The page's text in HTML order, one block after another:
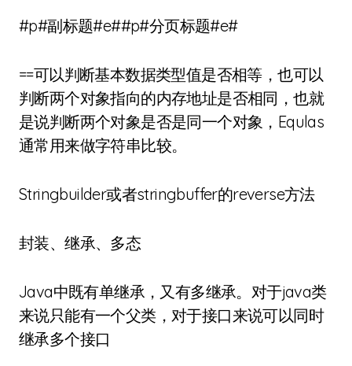
#p#副标题#e##p#分页标题#e#
==可以判断基本数据类型值是否相等，也可以
判断两个对象指向的内存地址是否相同，也就
是说判断两个对象是否是同一个对象，Equlas
通常用来做字符串比较。
Stringbuilder或者stringbuffer的reverse方法
封装、继承、多态
Java中既有单继承，又有多继承。对于java类
来说只能有一个父类，对于接口来说可以同时
继承多个接口